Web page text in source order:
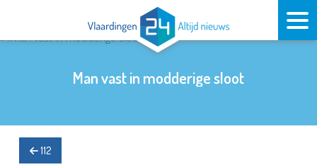
Man vast in modderige sloot
112